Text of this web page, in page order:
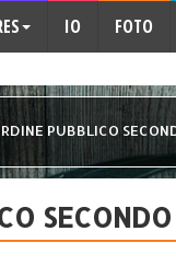
IO FOTO
PUBBLICO